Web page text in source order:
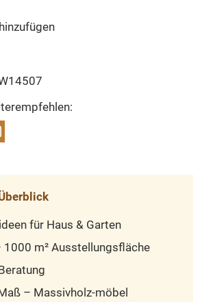
für Haus & Garten
m² Ausstellungsfläche
– Massivholz-möbel